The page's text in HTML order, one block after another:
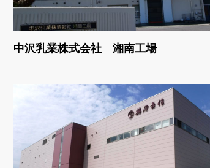
中沢乳業株式会社 湘南工場